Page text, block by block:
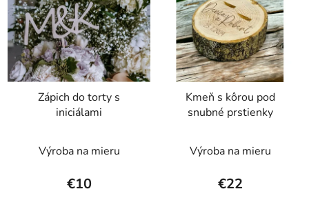
Zápich do torty s
iniciálami
Výroba na mieru
€10
Kmeň s kôrou pod
snubné prstienky
Výroba na mieru
€22